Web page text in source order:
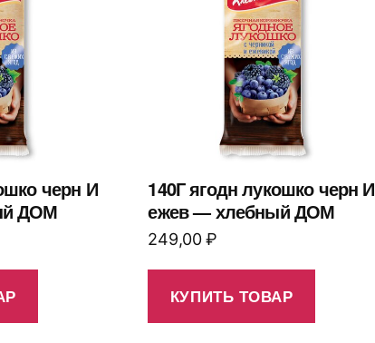
черн И
ДОМ
140Г ягодн лукошко черн И
ежев — хлебный ДОМ
249,00₽
КУПИТЬ ТОВАР